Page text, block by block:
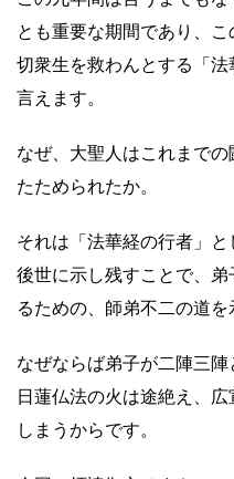
とも重要な期間であり、
切衆生を救わんとする「
言えます。
なぜ、大聖人はこれまで
たためられたか。
それは「法華経の行者」
後世に示し残すことで、
るための、師弟不二の道を
なぜならば弟子が二陣三陣
日蓮仏法の火は途絶え、
しまうからです。